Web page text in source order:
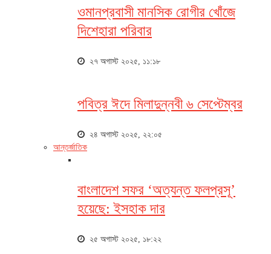
ওমানপ্রবাসী মানসিক রোগীর খোঁজে
দিশেহারা পরিবার
২৭ অগাস্ট ২০২৫, ১১:১৮
পবিত্র ঈদে মিলাদুন্নবী ৬ সেপ্টেম্বর
২৪ অগাস্ট ২০২৫, ২২:০৫
আন্তর্জাতিক
বাংলাদেশ সফর ‘অত্যন্ত ফলপ্রসূ’
হয়েছে: ইসহাক দার
২৫ অগাস্ট ২০২৫, ১৮:২২